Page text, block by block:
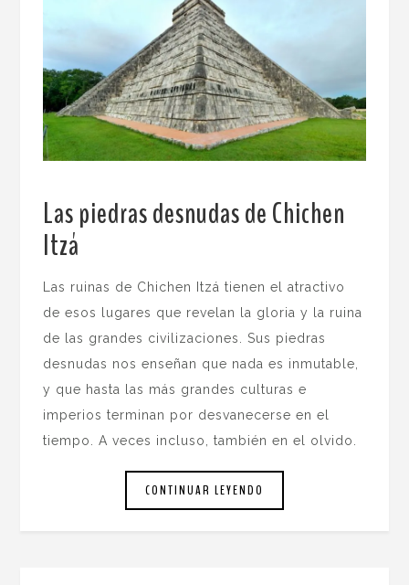
Las piedras desnudas de Chichen
Itzá
Las ruinas de Chichen Itzá tienen el atractivo
de esos lugares que revelan la gloria y la ruina
de las grandes civilizaciones. Sus piedras
desnudas nos enseñan que nada es inmutable,
y que hasta las más grandes culturas e
imperios terminan por desvanecerse en el
tiempo. A veces incluso, también en el olvido.
CONTINUAR LEYENDO